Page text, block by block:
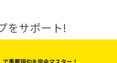
をサポート!
で重要語句を完全マスター！